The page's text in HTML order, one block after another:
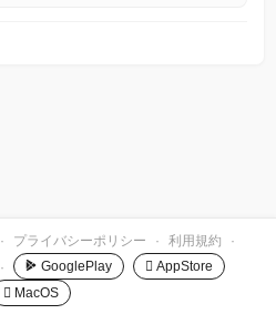
· プライバシーポリシー · 利用規約
·
· GooglePlay
 AppStore
 MacOS